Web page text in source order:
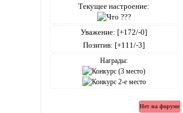
Текущее настроение:
Уважение: [+172/-0]
Позитив: [+111/-3]
Награды: